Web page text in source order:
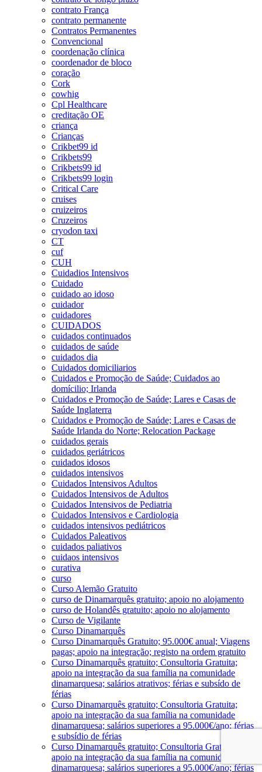
contrato França
contrato permanente
Contratos Permanentes
Convencional
coordenação clínica
coordenador de bloco
coração
Cork
cowhig
Cpl Healthcare
creditação OE
criança
Crianças
Crikbet99 id
Crikbets99
Crikbets99 id
Crikbets99 login
Critical Care
cruises
cruizeiros
Cruzeiros
cryodon taxi
CT
cuf
CUH
Cuidadios Intensivos
Cuidado
cuidado ao idoso
cuidador
cuidadores
CUIDADOS
cuidados continuados
cuidados de saúde
cuidados dia
Cuidados domiciliarios
Cuidados e Promoção de Saúde; Cuidados ao
domícilio; Irlanda
Cuidados e Promoção de Saúde; Lares e Casas de
Saúde Inglaterra
Cuidados e Promoção de Saúde; Lares e Casas de
Saúde Irlanda do Norte; Relocation Package
cuidados gerais
cuidados geriátricos
cuidados idosos
cuidados intensivos
Cuidados Intensivos Adultos
Cuidados Intensivos de Adultos
Cuidados Intensivos de Pediatria
Cuidados Intensivos e Cardiologia
cuidados intensivos pediátricos
Cuidados Paleativos
cuidados paliativos
cuidaos intensivos
curativa
curso
Curso Alemão Gratuito
curso de Dinamarquês gratuito; apoio no alojamento
curso de Holandês gratuito; apoio no alojamento
Curso de Vigilante
Curso Dinamarquês
Curso Dinamarquês Gratuito; 95.000€ anual; Viagens
pagas; apoio na integração; registo na ordem gratuito
Curso Dinamarquês gratuito; Consultoria Gratuita;
apoio na integração da sua família na comunidade
dinamarquesa; salários atrativos; férias e subsído de
férias
Curso Dinamarquês gratuito; Consultoria Gratuita;
apoio na integração da sua família na comunidade
dinamarquesa; salários superiores a 95.000€/ano; férias
e subsídio de férias
Curso Dinamarquês gratuito; Consultoria Gratuita;
apoio na integração da sua família na comunidade
dinamarquesa; salários superiores a 95.000€/ano; férias